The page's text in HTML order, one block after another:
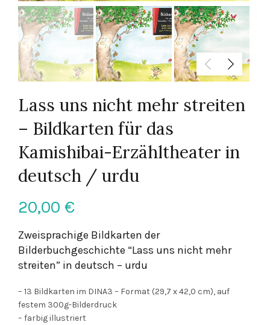
Lass uns nicht mehr streiten
– Bildkarten für das
Kamishibai-Erzähltheater in
deutsch / urdu
20,00 €
Zweisprachige Bildkarten der
Bilderbuchgeschichte “Lass uns nicht mehr
streiten” in deutsch – urdu
– 13 Bildkarten im DINA3 – Format (29,7 x 42,0 cm), auf
festem 300g-Bilderdruck
– farbig illustriert